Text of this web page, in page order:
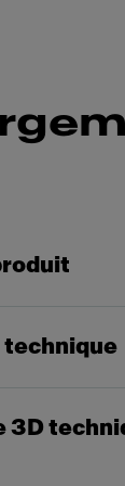
technique
3D